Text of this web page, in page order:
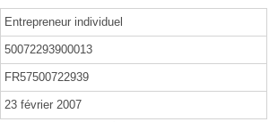
Entrepreneur individuel
50072293900013
FR57500722939
23 février 2007